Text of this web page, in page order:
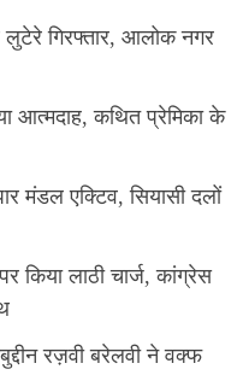
गिरफ्तार, आलोक नगर
आत्मदाह, कथित प्रेमिका के
मंडल एक्टिव, सियासी दलों
किया लाठी चार्ज, कांग्रेस
रज़वी बरेलवी ने वक्फ